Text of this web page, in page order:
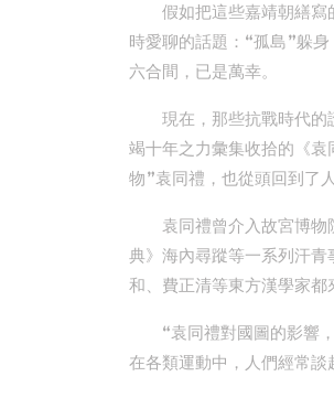
假如把這些嘉靖朝繕
時愛聊的話題：“孤島”躲
六合間，已是萬幸。
現在，那些抗戰時代
竭十年之力彙集收拾的《
物”袁同禮，也從頭回到了
袁同禮曾介入故宮博
典》海內尋蹤等一系列汗
和、費正清等東方漢學家都
“袁同禮對國圖的影響
在各類運動中，人們經常談